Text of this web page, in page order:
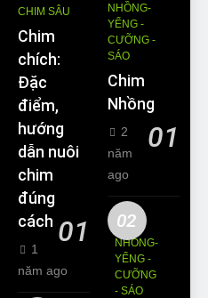
CHIM SÂU
Chim
chích:
Đặc
điểm,
hướng
dẫn nuôi
chim
đúng
cách 01
1
năm ago
NHỒNG-
YỂNG -
CƯỠNG -
SÁO
Chim
Nhồng
01
2
năm
ago
02
NHỒNG-
YỂNG -
CƯỠNG
- SÁO